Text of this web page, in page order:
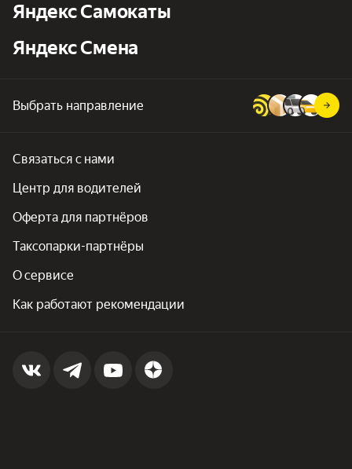
Яндекс Самокаты
Яндекс Смена
Выбрать направление
Связаться с нами
Центр для водителей
Оферта для партнёров
Таксопарки-партнёры
О сервисе
Как работают рекомендации